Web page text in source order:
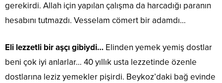
gerekirdi. Allah için yapılan çalışma da harcadığı paranın
hesabını tutmazdı. Vesselam cömert bir adamdı…
Eli lezzetli bir aşçı gibiydi… Elinden yemek yemiş dostlar
beni çok iyi anlarlar… 40 yıllık usta lezzetinde özenle
dostlarına leziz yemekler pişirdi. Beykoz’daki bağ evinde